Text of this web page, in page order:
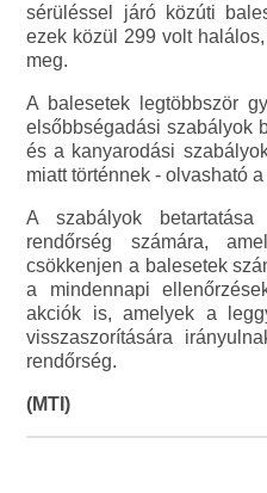
sérüléssel járó közúti
ezek közül 299 volt
meg.
A balesetek legtöbbször
elsőbbségadási szabályok
és a kanyarodási
miatt történnek - olvasható
A szabályok
rendőrség számára,
csökkenjen a balesetek
a mindennapi
akciók is, amelyek a
visszaszorítására
rendőrség.
(MTI)